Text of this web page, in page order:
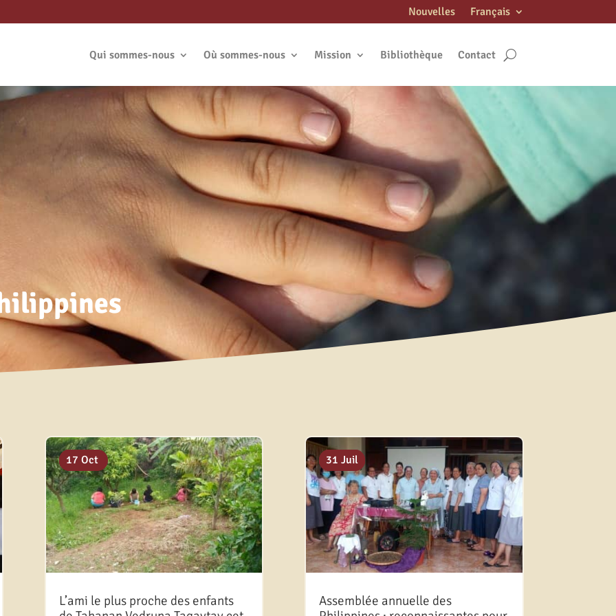
Nouvelles Français
Qui sommes-nous Où sommes-nous Mission Bibliothèque Contact
L’ami le plus proche des enfants
06 Juin
11 Mar
11 Sep
17 Oct
Assemblée annuelle des
20 Mai
11 Oct
31 Juil